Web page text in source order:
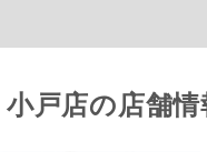
戸店の店舗情